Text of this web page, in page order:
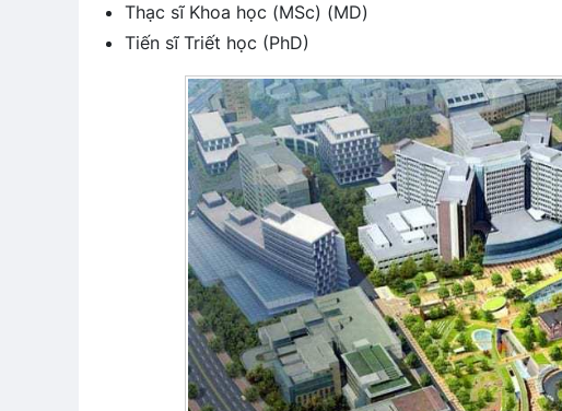
Thạc sĩ Khoa học (MSc) (MD)
Tiến sĩ Triết học (PhD)